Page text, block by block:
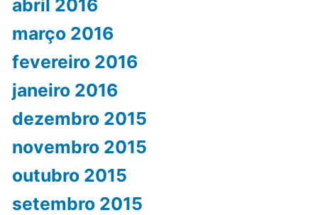
abril 2016
março 2016
fevereiro 2016
janeiro 2016
dezembro 2015
novembro 2015
outubro 2015
setembro 2015